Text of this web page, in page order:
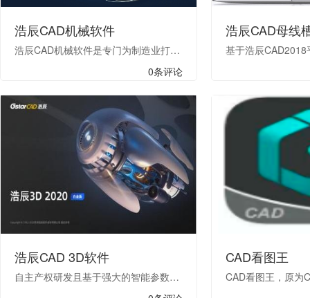
浩辰CAD机械软件
浩辰CAD机械软件是专门为制造业打造的一款设计绘图软件，涵盖了机械设计的全部领域，无论您是设计绘图还是管理图纸，我们都能帮助您完成更完美的产品创意。智能绘图，成就设计！ 专注制造行业领域，浩辰CAD机械软件帮助工程师成倍提高绘图和设计的效率。
0条评论
浩辰CAD母线
浩辰CAD 3D软件
自主产权研发且基于强大的智能参数建模技术，浩辰3D让复杂设计过程简单化，快速重用历史数据及设计变更。从概念设计到产品制造，提供真正的3D模型设计、先进的钣金设计、完整的2D+3D一体化设计等全面效率工具。
CAD看图王